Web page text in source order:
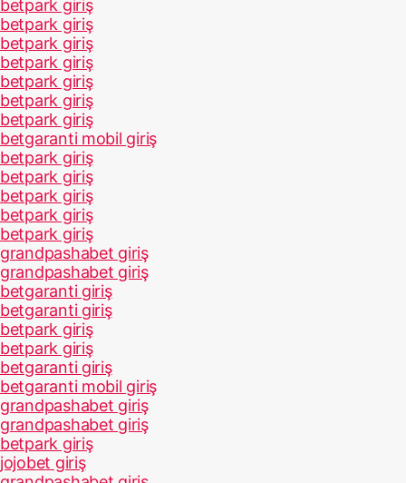
betpark giriş
betpark giriş
betpark giriş
betpark giriş
betpark giriş
betpark giriş
betpark giriş
betgaranti mobil giriş
betpark giriş
betpark giriş
betpark giriş
betpark giriş
betpark giriş
grandpashabet giriş
grandpashabet giriş
betgaranti giriş
betgaranti giriş
betpark giriş
betpark giriş
betgaranti giriş
betgaranti mobil giriş
grandpashabet giriş
grandpashabet giriş
betpark giriş
jojobet giriş